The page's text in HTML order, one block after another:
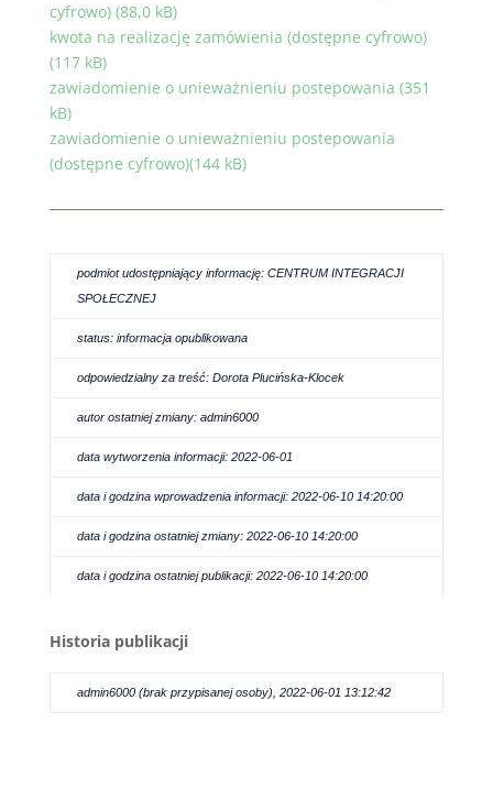
cyfrowo) (88,0 kB)
kwota na realizację zamówienia (dostępne cyfrowo)
(117 kB)
zawiadomienie o unieważnieniu postepowania (351
kB)
zawiadomienie o unieważnieniu postepowania
(dostępne cyfrowo)(144 kB)
podmiot udostępniający informację: CENTRUM INTEGRACJI
SPOŁECZNEJ
status: informacja opublikowana
odpowiedzialny za treść: Dorota Plucińska-Klocek
autor ostatniej zmiany: admin6000
data wytworzenia informacji: 2022-06-01
data i godzina wprowadzenia informacji: 2022-06-10 14:20:00
data i godzina ostatniej zmiany: 2022-06-10 14:20:00
data i godzina ostatniej publikacji: 2022-06-10 14:20:00
Historia publikacji
admin6000 (brak przypisanej osoby), 2022-06-01 13:12:42